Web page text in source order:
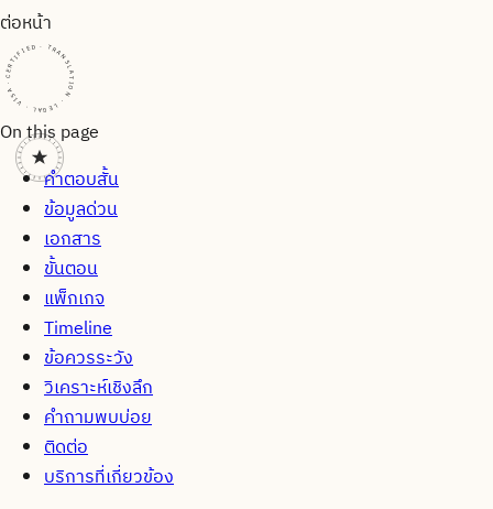
ต่อหน้า
CERTIFIED · TRANSLATION · LEGAL · VISA · CERTIFIED · TRANSLATION · LEGAL · VISA · CERTIFIED · TRANSLATION · LEGAL · VISA ·
On this page
คำตอบสั้น
ข้อมูลด่วน
เอกสาร
ขั้นตอน
แพ็กเกจ
Timeline
ข้อควรระวัง
วิเคราะห์เชิงลึก
คำถามพบบ่อย
ติดต่อ
บริการที่เกี่ยวข้อง